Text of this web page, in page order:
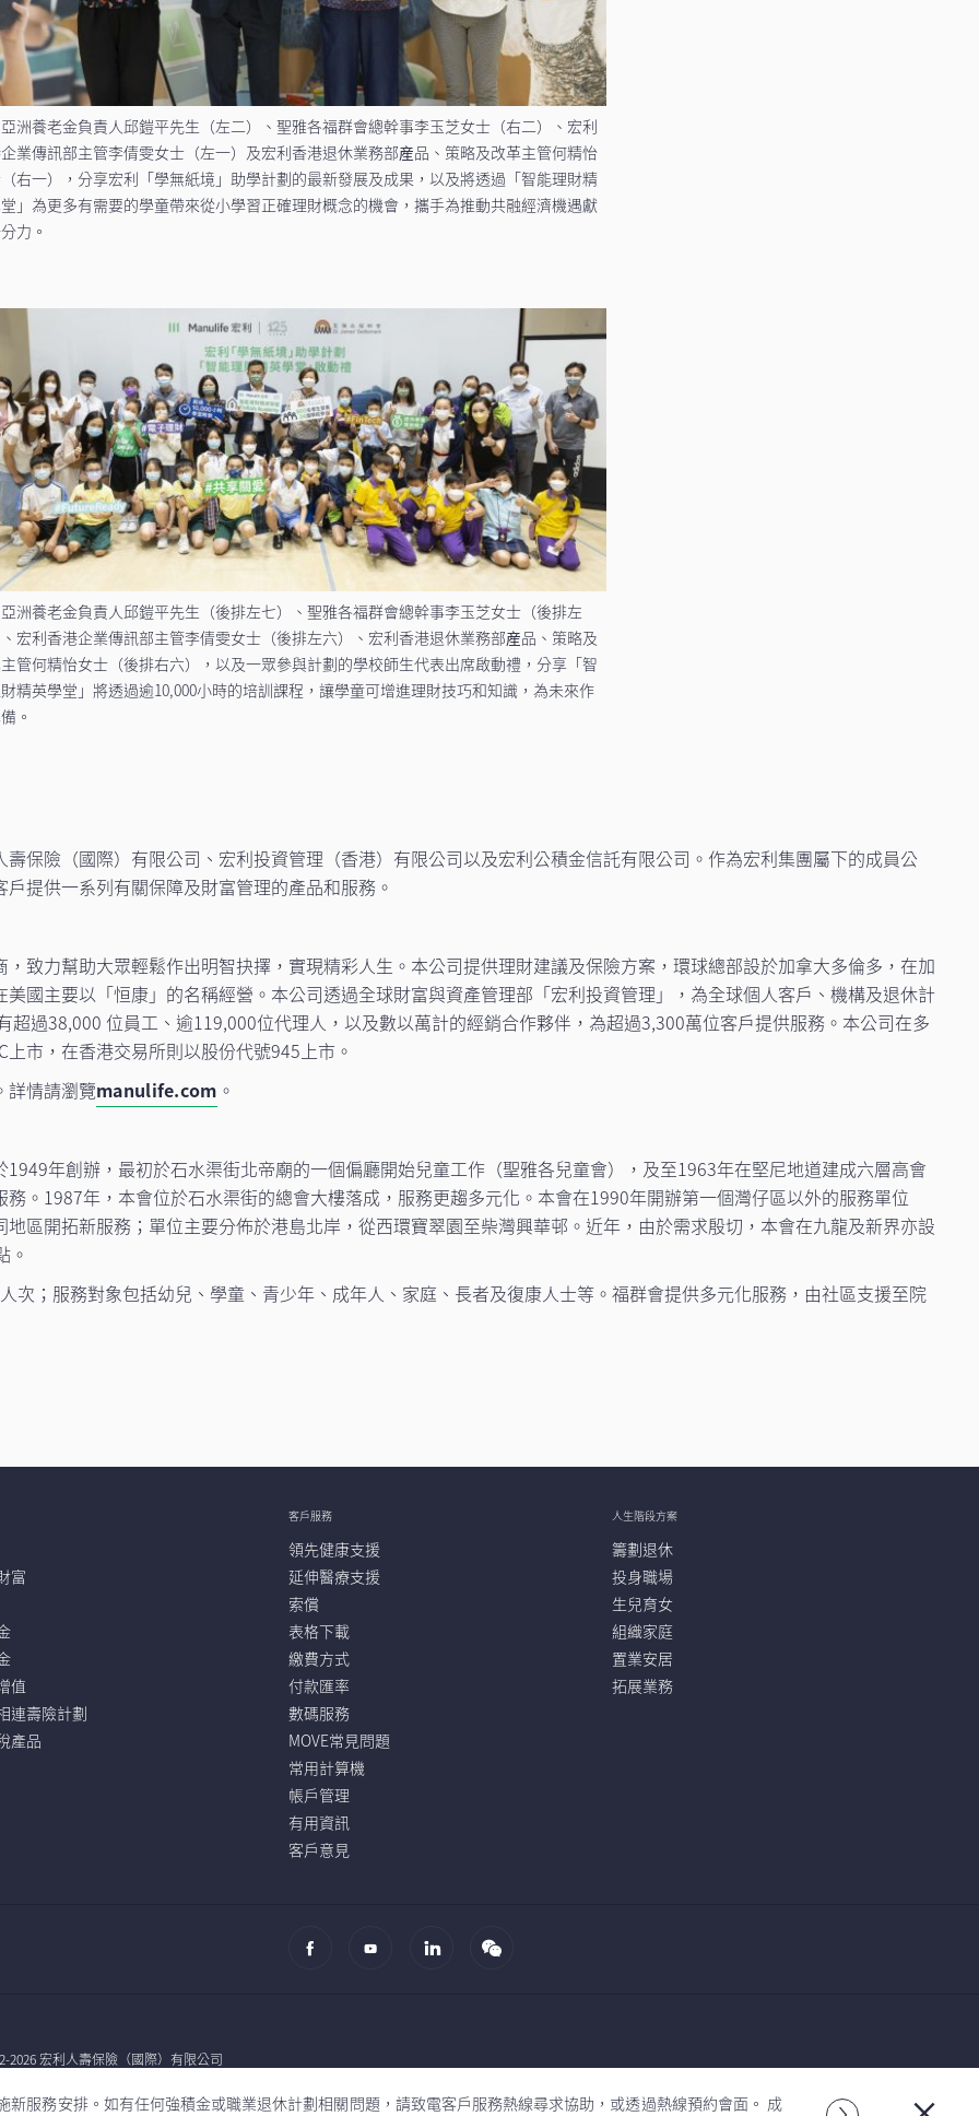
新服務安排。如有任何強積金或職業退休計劃相關問題，請致電客戶服務熱線尋求協助，或透過熱線預約會面。 成
洲養老金負責人邱鎧平先生（左二）、聖雅各福群會總幹事李玉芝女士（右二）、宏利
業傳訊部主管李倩雯女士（左一）及宏利香港退休業務部産品、策略及改革主管何精怡
右一），分享宏利「學無紙境」助學計劃的最新發展及成果，以及將透過「智能理財精
」為更多有需要的學童帶來從小學習正確理財概念的機會，攜手為推動共融經濟機遇獻
力。
洲養老金負責人邱鎧平先生（後排左七）、聖雅各福群會總幹事李玉芝女士（後排左
宏利香港企業傳訊部主管李倩雯女士（後排左六）、宏利香港退休業務部産品、策略及
管何精怡女士（後排右六），以及一眾參與計劃的學校師生代表出席啟動禮，分享「智
精英學堂」將透過逾10,000小時的培訓課程，讓學童可增進理財技巧和知識，為未來作
。
保險（國際）有限公司、宏利投資管理（香港）有限公司以及宏利公積金信託有限公司。作為宏利集團屬下的成員公
提供一系列有關保障及財富管理的產品和服務。
致力幫助大眾輕鬆作出明智抉擇，實現精彩人生。本公司提供理財建議及保險方案，環球總部設於加拿大多倫多，在加
國主要以「恒康」的名稱經營。本公司透過全球財富與資產管理部「宏利投資管理」，為全球個人客戶、機構及退休計
過38,000 位員工、逾119,000位代理人，以及數以萬計的經銷合作夥伴，為超過3,300萬位客戶提供服務。本公司在多
市，在香港交易所則以股份代號945上市。
詳情請瀏覽manulife.com 。
年創辦，最初於石水渠街北帝廟的一個偏廳開始兒童工作（聖雅各兒童會），及至1963年在堅尼地道建成六層高會
。1987年，本會位於石水渠街的總會大樓落成，服務更趨多元化。本會在1990年開辦第一個灣仔區以外的服務單位
區開拓新服務；單位主要分佈於港島北岸，從西環寶翠園至柴灣興華邨。近年，由於需求殷切，本會在九龍及新界亦設
。
次；服務對象包括幼兒、學童、青少年、成年人、家庭、長者及復康人士等。福群會提供多元化服務，由社區支援至院
富
值
連壽險計劃
產品
客戶服務
領先健康支援
延伸醫療支援
索償
表格下載
繳費方式
付款匯率
數碼服務
MOVE常見問題
常用計算機
帳戶管理
有用資訊
客戶意見
人生階段方案
籌劃退休
投身職場
生兒育女
組織家庭
置業安居
拓展業務
2026 宏利人壽保險（國際）有限公司